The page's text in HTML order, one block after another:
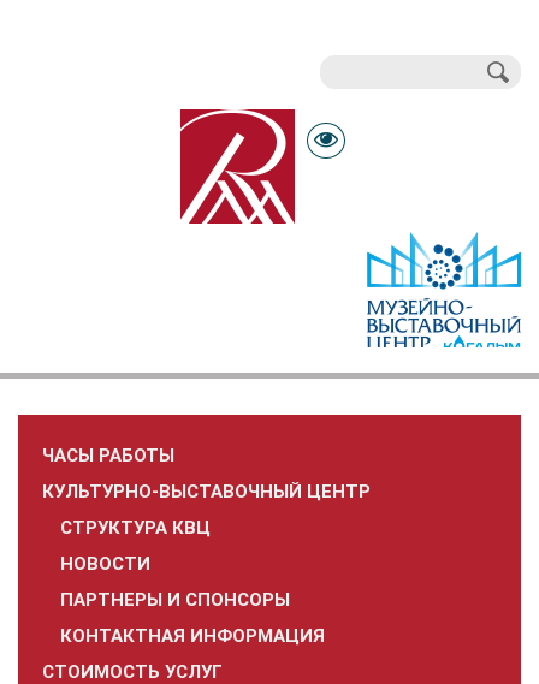
ЧАСЫ РАБОТЫ
КУЛЬТУРНО-ВЫСТАВОЧНЫЙ ЦЕНТР
СТРУКТУРА КВЦ
НОВОСТИ
ПАРТНЕРЫ И СПОНСОРЫ
КОНТАКТНАЯ ИНФОРМАЦИЯ
СТОИМОСТЬ УСЛУГ